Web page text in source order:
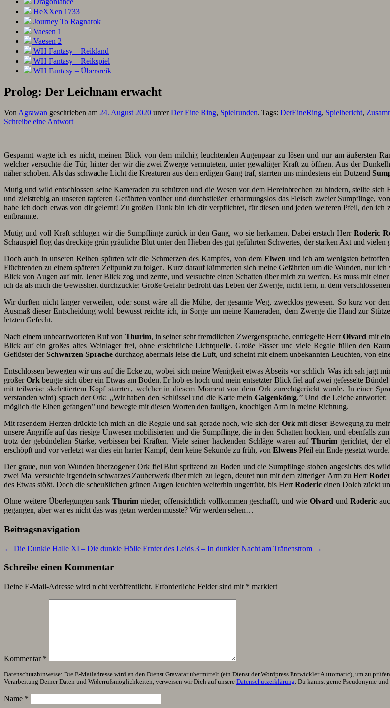
Dragonlance
HeXXen 1733
Journey To Ragnarok
Vaesen 1
Vaesen 2
WH Fantasy – Reikland
WH Fantasy – Reikspiel
WH Fantasy – Übersreik
Prolog: Der Leichnam erwacht
Von Agrawan geschrieben am 24. August 2020 unterDer Eine Ring, Spielrunden. Tags: DerEineRing, Spielbericht,
Schreibe eine Antwort
Gespannt wagte ich es nicht, meinen Blick von dem milchig leuchtenden Augenpaar zu lösen und nur am äußersten
welcher versuchte die Tür, hinter der wir die zwei Zwerge vermuteten, unter gewaltiger Kraft zu öffnen. Aus der
näher schoben. Als das schwache Licht die Kreaturen aus dem erdigen Gang traf, starrten uns mindestens ein Dutzend
Mutig und wild entschlossen seine Kameraden zu schützen und die Wesen vor dem Hereinbrechen zu hindern, stellte sich
und zielstrebig an unseren tapferen Gefährten vorüber und durchstießen erbarmungslos das Fleisch zweier Sumpflinge,
habe ich doch etwas von dir gelernt! Zu großen Dank bin ich dir verpflichtet, für diesen und jeden weiteren Pfeil, den
entbrannte.
Mutig und voll Kraft schlugen wir die Sumpflinge zurück in den Gang, wo sie herkamen. Dabei erstach HerrRoderic
Schauspiel flog das dreckige grün gräuliche Blut unter den Hieben des gut geführten Schwertes, der starken Axt und vielen
Doch auch in unseren Reihen spürten wir die Schmerzen des Kampfes, von demElwen und ich am wenigsten
Flüchtenden zu einem späteren Zeitpunkt zu folgen. Kurz darauf kümmerten sich meine Gefährten um die Wunden, nur
Blick von Augen auf mir. Jener Blick zog und zerrte, und versuchte einen Schatten über mich zu werfen. Es muss mit
ich da als mich die Gewissheit durchzuckte: Große Gefahr bedroht das Leben der Zwerge, nicht fern, in dem
Wir durften nicht länger verweilen, oder sonst wäre all die Mühe, der gesamte Weg, zwecklos gewesen. So kurz vor
Ausmaß dieser Entscheidung wohl bewusst reichte ich, in Sorge um meine Kameraden, dem Zwerge die Hand zur
letzten Gefecht.
Nach einem unbeantworteten Ruf von Thurim, in seiner sehr fremdlichen Zwergensprache, entriegelte HerrOlvard mit
Blick auf ein großes altes Weinlager frei, ohne ersichtliche Lichtquelle. Große Fässer und viele Regale füllen den
Geflüster derSchwarzen Sprache durchzog abermals leise die Luft, und scheint mit einem unbekannten Leuchten, von
Entschlossen bewegten wir uns auf die Ecke zu, wobei sich meine Wenigkeit etwas Abseits vor schlich. Was ich sah jagt
großerOrk beugte sich über ein Etwas am Boden. Er hob es hoch und mein entsetzter Blick fiel auf zwei gefesselte
mit teilweise skelettiertem Kopf starrten, welcher in diesem Moment von dem Ork zurechtgerückt wurde. In einer
verstanden wird) sprach der Ork: ,,Wir haben den Schlüssel und die Karte mein Galgenkönig.’’ Und die Leiche
möglich die Elben gefangen’’ und bewegte mit diesen Worten den fauligen, knochigen Arm in meine Richtung.
Mit rasendem Herzen drückte ich mich an die Regale und sah gerade noch, wie sich der Orkmit dieser Bewegung zu
unsere Angriffe auf das riesige Unwesen mobilisierten und die Sumpflinge, die in den Schatten hockten, und ebenfalls
trotz der gebündelten Stärke, verbissen bei Kräften. Viele seiner hackenden Schläge waren auf Thurim gerichtet, der
erschöpft und vor verletzt war dies ein harter Kampf, dem keine Sekunde zu früh, von Elwens Pfeil ein Ende gesetzt wurde.
Der graue, nun von Wunden überzogener Ork fiel Blut spritzend zu Boden und die Sumpflinge stoben angesichts des
zwei Mal versuchte irgendein schwarzes Zauberwerk über mich zu legen, deutet nun mit dem zitterigen Arm zu Herr
des Etwas stößt. Doch die scheußlichen grünen Augen leuchten weiterhin ungetrübt, bis HerrRoderic einen Dolch zückt
Ohne weitere Überlegungen sank Thurimnieder, offensichtlich vollkommen geschafft, und wieOlvard undRoderic
gegangen, aber war es nicht das was getan werden musste? Wir werden sehen…
Beitragsnavigation
← Die Dunkle Halle XI – Die dunkle Hölle Ernter des Leids 3 – In dunkler Nacht am Tränenstrom →
Schreibe einen Kommentar
Deine E-Mail-Adresse wird nicht veröffentlicht. Erforderliche Felder sind mit * markiert
Kommentar *
Datenschutzhinweise: Die E-Mailadresse wird an den Dienst Gravatar übermittelt (ein Dienst der Wordpress Entwickler Auttomatic), um zu
Verarbeitung Deiner Daten und Widerrufsmöglichkeiten, verweisen wir Dich auf unsere Datenschutzerklärung. Du kannst gerne Pseudonyme
Name *